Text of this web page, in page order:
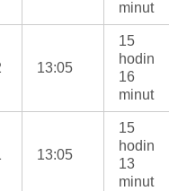
minut
13:05
15
hodin
16
minut
13:05
15
hodin
13
minut